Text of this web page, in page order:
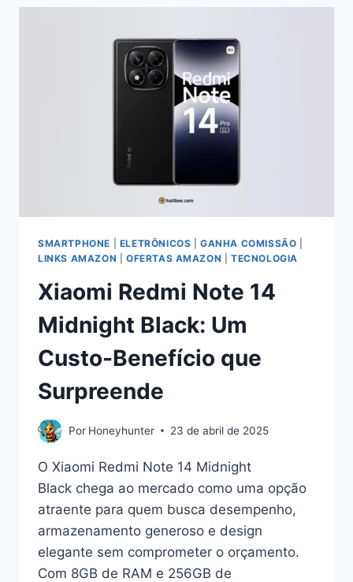
5G
BLACK:
ANÁLISE
COMPLETA
SMARTPHONE ELETRÔNICOS |GANHA COMISSÃO
LINKS AMAZON
OFERTAS AMAZON |TECNOLOGIA
Xiaomi Redmi Note 14
Midnight Black: Um
Custo-Benefício que
Surpreende
Por Honeyhunter 23 de abril de 2025
O Xiaomi Redmi Note 14 Midnight
Black chega ao mercado como uma opção
atraente para quem busca desempenho,
armazenamento generoso e design
elegante sem comprometer o orçamento.
Com 8GB de RAM e 256GB de